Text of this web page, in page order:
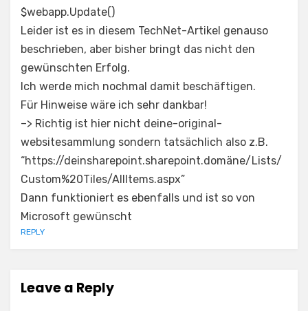
$webapp.Update()
Leider ist es in diesem TechNet-Artikel genauso
beschrieben, aber bisher bringt das nicht den
gewünschten Erfolg.
Ich werde mich nochmal damit beschäftigen.
Für Hinweise wäre ich sehr dankbar!
–> Richtig ist hier nicht deine-original-
websitesammlung sondern tatsächlich also z.B.
“https://deinsharepoint.sharepoint.domäne/Lists/
Custom%20Tiles/AllItems.aspx”
Dann funktioniert es ebenfalls und ist so von
Microsoft gewünscht
REPLY
Leave a Reply